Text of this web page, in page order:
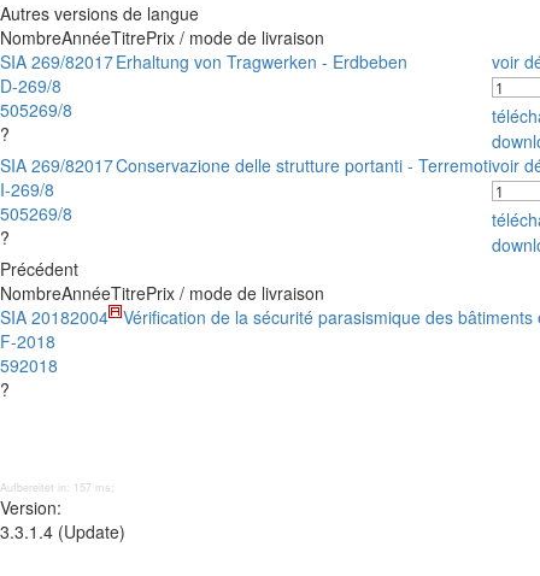
Autres versions de langue
NombreAnnéeTitrePrix / mode de livraison
SIA 269/8
D-269/8
505269/8
?
2017Erhaltung von Tragwerken - Erdbeben voir
SIA 269/8
I-269/8
505269/8
?
2017Conservazione delle strutture portanti - Terremotivoir
Précédent
NombreAnnéeTitrePrix / mode de livraison
SIA 2018
F-2018
592018
?
2004 Vérification de la sécurité parasismique des bâtiments
Aufbereitet in: 157 ms;
Version:
3.3.1.4 (Update)